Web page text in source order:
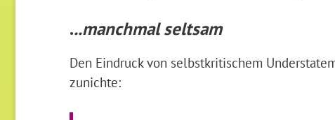
...manchmal seltsam
Den Eindruck von selbstkritischem
zunichte: